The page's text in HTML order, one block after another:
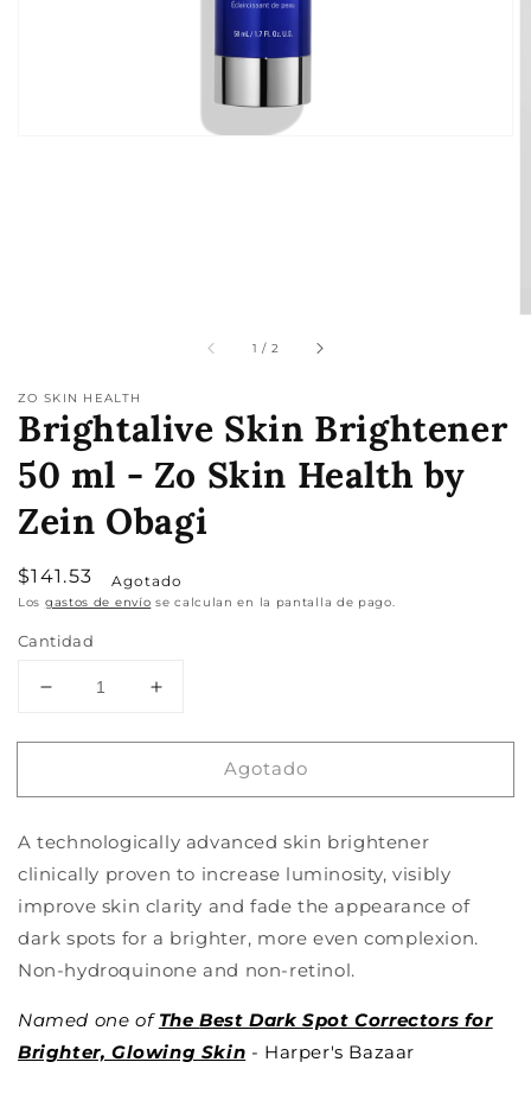
1 / de
2
ZO SKIN HEALTH
Brightalive Skin Brightener
50 ml - Zo Skin Health by
Zein Obagi
Precio
habitual
$141.53 Agotado
Los gastos de envío se calculan en la pantalla de pago.
Cantidad
Reducir
para
Skin
50
ml
Zo
Skin
Health
Zein
Obagi
Aumentar
para
Brightalive
Skin
50
ml
-
Skin
Health
Zein
Obagi
Agotado
A technologically advanced skin brightener
clinically proven to increase luminosity, visibly
improve skin clarity and fade the appearance of
dark spots for a brighter, more even complexion.
Non-hydroquinone and non-retinol.
Named one of TheBest Dark Spot Correctors for
Brighter, Glowing Skin - Harper's Bazaar